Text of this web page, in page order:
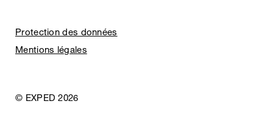
Protection des données
Mentions légales
© EXPED 2026